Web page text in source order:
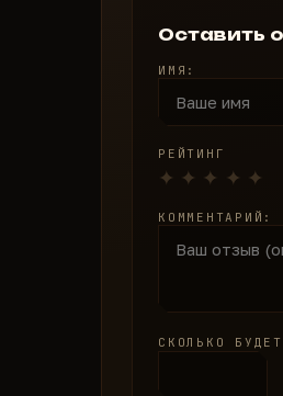
Оставить
ИМЯ:
РЕЙТИНГ
КОММЕНТАРИЙ:
СКОЛЬКО